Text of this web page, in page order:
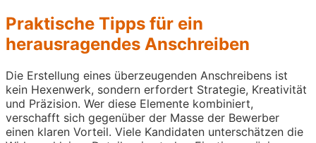
Praktische Tipps für ein
herausragendes Anschreiben
Die Erstellung eines überzeugenden Anschreibens ist
kein Hexenwerk, sondern erfordert Strategie, Kreativität
und Präzision. Wer diese Elemente kombiniert,
verschafft sich gegenüber der Masse der Bewerber
einen klaren Vorteil. Viele Kandidaten unterschätzen die